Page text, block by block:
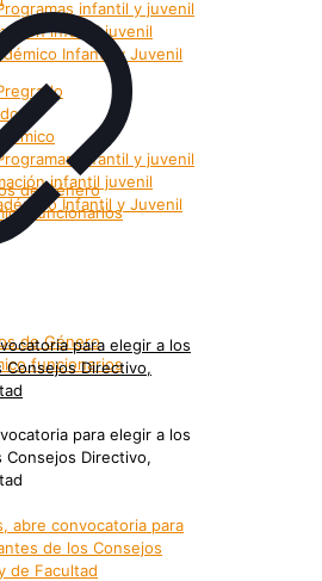
infantil y juvenil
infantil juvenil
Infantil y Juvenil
de Género
funcionarios
infantil y juvenil
infantil juvenil
Infantil y Juvenil
de Género
funcionarios
para elegir a los
Directivo,
para elegir a los
Directivo,
abre convocatoria para
de los Consejos
de Facultad